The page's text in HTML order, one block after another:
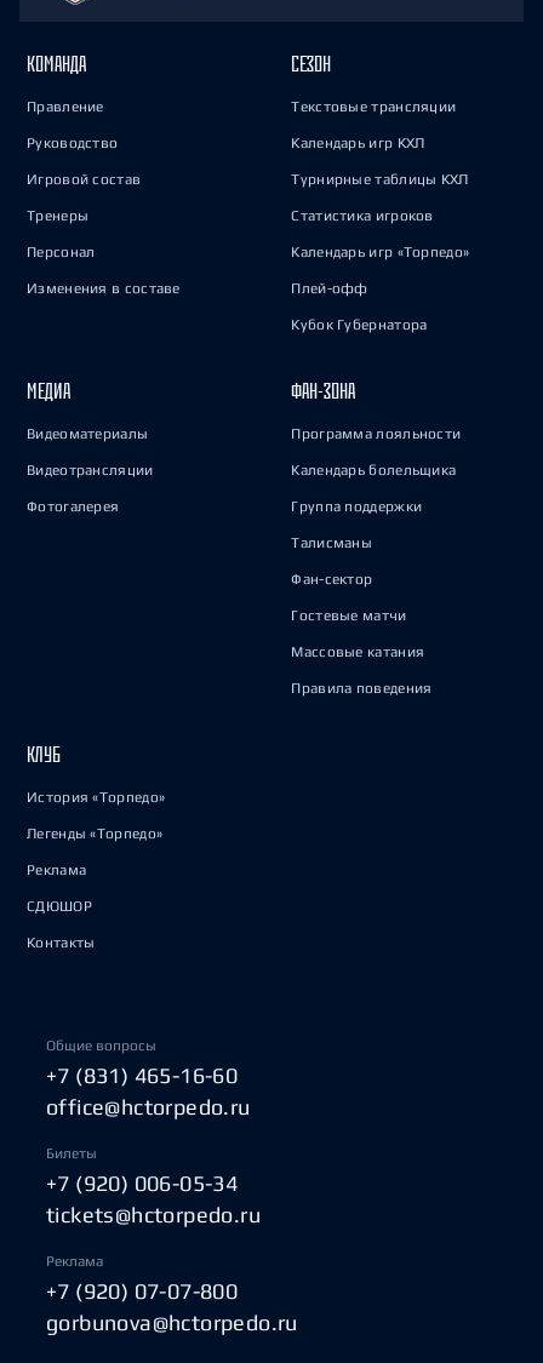
КОМАНДА
Правление
Руководство
Игровой состав
Тренеры
Персонал
Изменения в составе
СЕЗОН
Текстовые трансляции
Календарь игр КХЛ
Турнирные таблицы КХЛ
Статистика игроков
Календарь игр «Торпедо»
Плей-офф
Кубок Губернатора
МЕДИА
Видеоматериалы
Видеотрансляции
Фотогалерея
ФАН-ЗОНА
Программа лояльности
Календарь болельщика
Группа поддержки
Талисманы
Фан-сектор
Гостевые матчи
Массовые катания
Правила поведения
КЛУБ
История «Торпедо»
Легенды «Торпедо»
Реклама
СДЮШОР
Контакты
Общие вопросы
+7 (831) 465-16-60
office@hctorpedo.ru
Билеты
+7 (920) 006-05-34
tickets@hctorpedo.ru
Реклама
+7 (920) 07-07-800
gorbunova@hctorpedo.ru